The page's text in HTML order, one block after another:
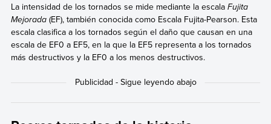
La intensidad de los tornados se mide mediante la escala Fujita
Mejorada(EF), también conocida como Escala Fujita-Pearson. Esta
escala clasifica a los tornados según el daño que causan en una
escala de EF0 a EF5, en la que la EF5 representa a los tornados
más destructivos y la EF0 a los menos destructivos.